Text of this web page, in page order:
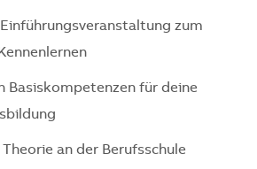
zum
Basiskompetenzen für deine
an der Berufsschule